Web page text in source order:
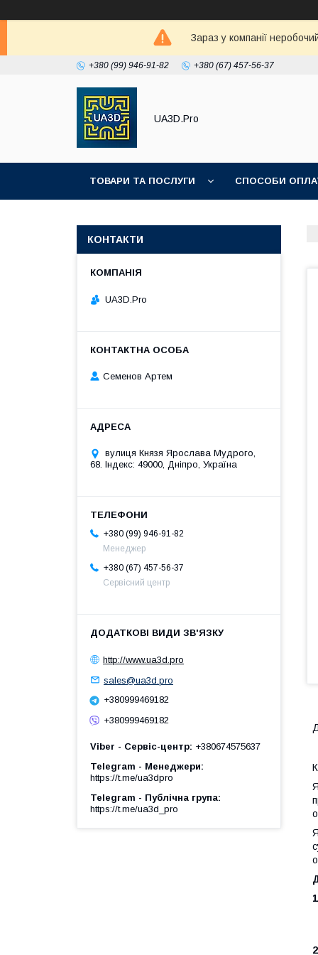
Зараз у компанії
+380 (99) 946-91-82 +380 (67) 457-56-37
UA3D.Pro
ТОВАРИ ТА ПОСЛУГИ СПОСОБИ
КОНТАКТИ
UA3D.Pro
Семенов Артем
вулиця Князя Ярослава Мудрого,
68. Індекс: 49000, Дніпро, Україна
+380 (99) 946-91-82
Менеджер
+380 (67) 457-56-37
Сервісний центр
http://www.ua3d.pro
sales@ua3d.pro
+380999469182
+380999469182
Viber - Сервіс-центр +380674575637
Telegram - Менеджери
https://t.me/ua3dpro
Telegram - Публічна група
https://t.me/ua3d_pro